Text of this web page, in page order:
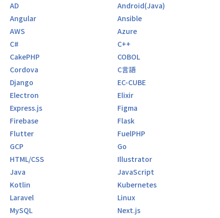
AD
Android(Java)
Angular
Ansible
AWS
Azure
C#
C++
CakePHP
COBOL
Cordova
C言語
Django
EC-CUBE
Electron
Elixir
Express.js
Figma
Firebase
Flask
Flutter
FuelPHP
GCP
Go
HTML/CSS
Illustrator
Java
JavaScript
Kotlin
Kubernetes
Laravel
Linux
MySQL
Next.js